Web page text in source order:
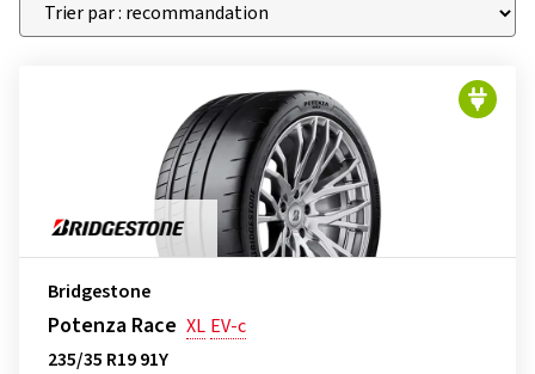
Bridgestone
Potenza Race XL EV-c
235/35 R19 91Y